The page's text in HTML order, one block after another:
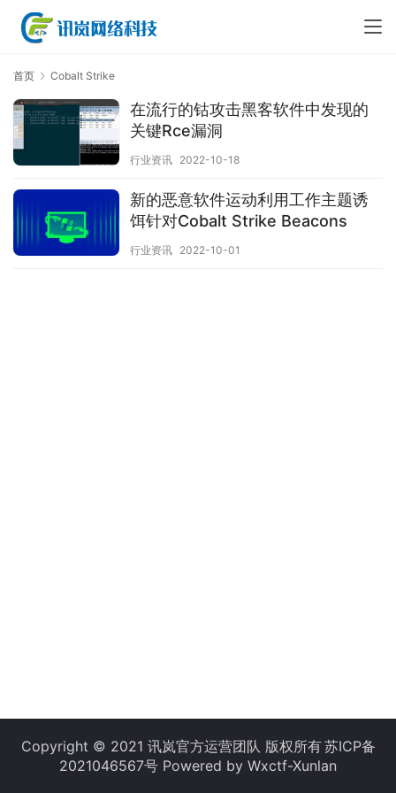
首页 Cobalt Strike
在流行的钴攻击黑客软件中发现的
关键Rce漏洞
行业资讯 2022-10-18
新的恶意软件运动利用工作主题诱
饵针对Cobalt Strike Beacons
行业资讯 2022-10-01
Copyright © 2021 讯岚官方运营团队 版权所有苏ICP备
2021046567号 Powered by Wxctf-Xunlan